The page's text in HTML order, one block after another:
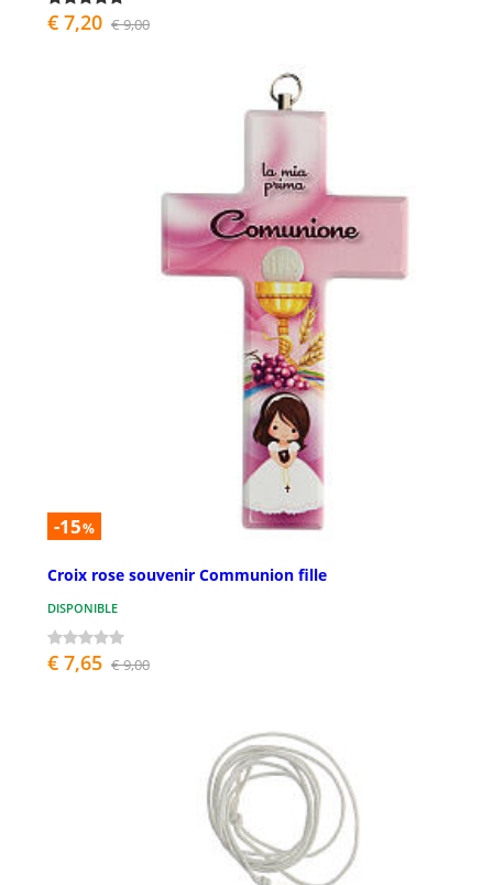
€ 7,20 € 9,00
-15%
Croix rose souvenir Communion fille
DISPONIBLE
€ 7,65 € 9,00